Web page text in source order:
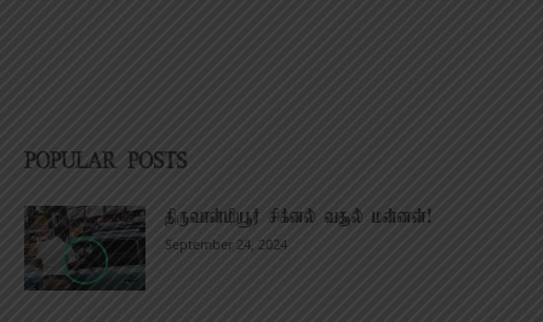
POPULAR POSTS
திருவான்மியூர் சிக்னல் வசூல் மன்னன்!
September 24, 2024